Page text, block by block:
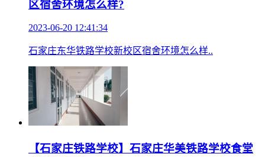
区宿舍环境怎么样?
2023-06-20 12:41:34
石家庄东华铁路学校新校区宿舍环境怎么样..
【石家庄铁路学校】石家庄华美铁路学校食堂